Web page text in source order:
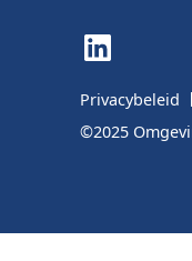
Privacybeleid
©2025